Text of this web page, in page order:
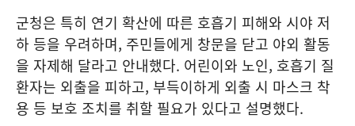
군청은 특히 연기 확산에 따른 호흡기 피해와 시야 저
하 등을 우려하며, 주민들에게 창문을 닫고 야외 활동
을 자제해 달라고 안내했다. 어린이와 노인, 호흡기 질
환자는 외출을 피하고, 부득이하게 외출 시 마스크 착
용 등 보호 조치를 취할 필요가 있다고 설명했다.